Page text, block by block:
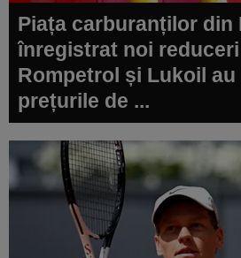
Piața carburanților din
înregistrat noi
Rompetrol și Lukoil
prețurile de ...